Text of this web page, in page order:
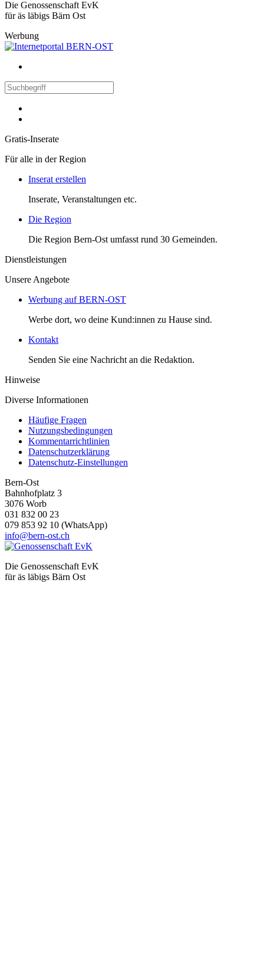
Die Genossenschaft EvK
für äs läbigs Bärn Ost
Werbung
Gratis-Inserate
Für alle in der Region
Inserat erstellen
Inserate, Veranstaltungen etc.
Die Region
Die Region Bern-Ost umfasst rund 30 Gemeinden.
Dienstleistungen
Unsere Angebote
Werbung auf BERN-OST
Werbe dort, wo deine Kund:innen zu Hause sind.
Kontakt
Senden Sie eine Nachricht an die Redaktion.
Hinweise
Diverse Informationen
Häufige Fragen
Nutzungsbedingungen
Kommentarrichtlinien
Datenschutzerklärung
Datenschutz-Einstellungen
Bern-Ost
Bahnhofplatz 3
3076 Worb
031 832 00 23
079 853 92 10 (WhatsApp)
info@bern-ost.ch
Die Genossenschaft EvK
für äs läbigs Bärn Ost